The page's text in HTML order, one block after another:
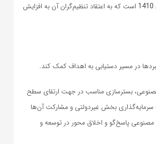
است که به اعتقاد تنظیم‌گران آن به افزایش
بسترسازی مناسب در جهت ارتقای سطح
بخش غیردولتی و مشارکت آن‌ها
پاسخ‌گو و اخلاق محور در توسعه و